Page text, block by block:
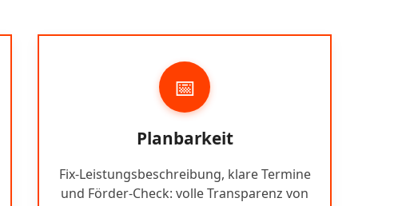
📅
Planbarkeit
Fix-Leistungsbeschreibung, klare Termine
und Förder-Check: volle Transparenz von